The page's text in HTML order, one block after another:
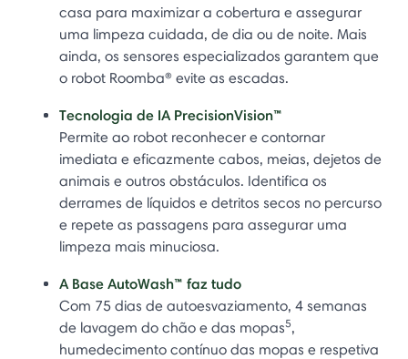
casa para maximizar a cobertura e assegurar
uma limpeza cuidada, de dia ou de noite. Mais
ainda, os sensores especializados garantem que
o robot Roomba® evite as escadas.
Tecnologia de IA PrecisionVision™
Permite ao robot reconhecer e contornar
imediata e eficazmente cabos, meias, dejetos de
animais e outros obstáculos. Identifica os
derrames de líquidos e detritos secos no percurso
e repete as passagens para assegurar uma
limpeza mais minuciosa.
A Base AutoWash™ faz tudo
Com 75 dias de autoesvaziamento, 4 semanas
de lavagem do chão e das mopas5,
humedecimento contínuo das mopas e respetiva